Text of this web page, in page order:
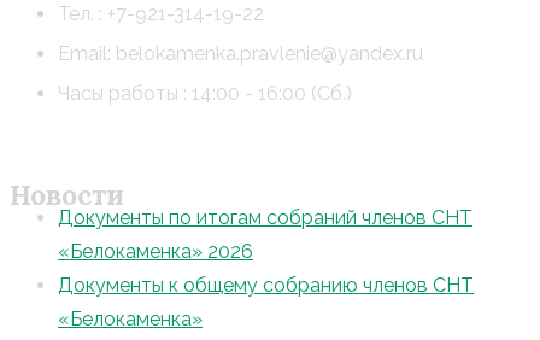
Тел. : +7-921-314-19-22
Email: belokamenka.pravlenie@yandex.ru
Часы работы : 14:00 - 16:00 (Сб.)
Новости
Документы по итогам собраний членов СНТ
«Белокаменка» 2026
Документы к общему собранию членов СНТ
«Белокаменка»